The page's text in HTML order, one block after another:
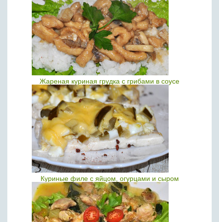
Жареная куриная грудка с грибами в соусе
Куриные филе с яйцом, огурцами и сыром